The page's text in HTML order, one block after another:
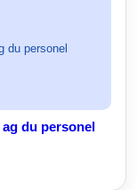
du personel
du personel